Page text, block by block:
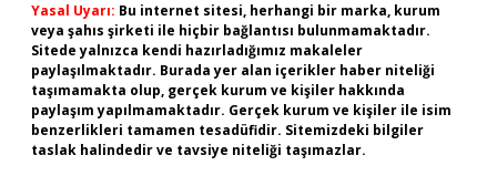
Yasal Uyarı: Bu internet sitesi, herhangi bir marka, kurum
veya şahıs şirketi ile hiçbir bağlantısı bulunmamaktadır.
Sitede yalnızca kendi hazırladığımız makaleler
paylaşılmaktadır. Burada yer alan içerikler haber niteliği
taşımamakta olup, gerçek kurum ve kişiler hakkında
paylaşım yapılmamaktadır. Gerçek kurum ve kişiler ile isim
benzerlikleri tamamen tesadüfidir. Sitemizdeki bilgiler
taslak halindedir ve tavsiye niteliği taşımazlar.